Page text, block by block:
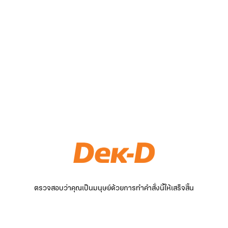
ตรวจสอบว่าคุณเป็นมนุษย์ด้วยการทำคำสั่งนี้ให้เสร็จสิ้น